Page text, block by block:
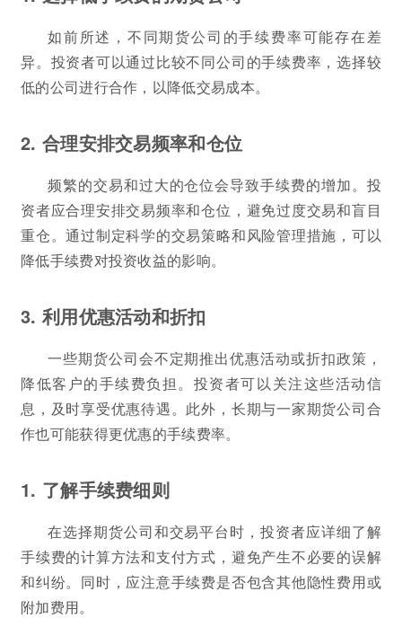
如前所述，不同期货公司的手续费率可能存在差
异。投资者可以通过比较不同公司的手续费率，选择较
低的公司进行合作，以降低交易成本。
2. 合理安排交易频率和仓位
频繁的交易和过大的仓位会导致手续费的增加。投
资者应合理安排交易频率和仓位，避免过度交易和盲目
重仓。通过制定科学的交易策略和风险管理措施，可以
降低手续费对投资收益的影响。
3. 利用优惠活动和折扣
一些期货公司会不定期推出优惠活动或折扣政策，
降低客户的手续费负担。投资者可以关注这些活动信
息，及时享受优惠待遇。此外，长期与一家期货公司合
作也可能获得更优惠的手续费率。
1. 了解手续费细则
在选择期货公司和交易平台时，投资者应详细了解
手续费的计算方法和支付方式，避免产生不必要的误解
和纠纷。同时，应注意手续费是否包含其他隐性费用或
附加费用。